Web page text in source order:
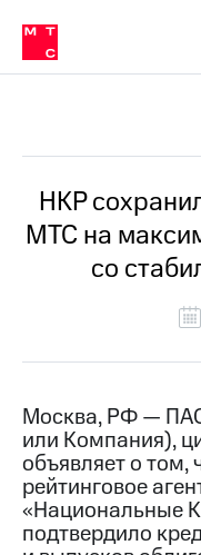
Медиа-центр
и акционерам
Устойчивое развитие
Комплаенс и деловая этика
компании
Карьера
История
компании
Руководство
информация
Контакты
Медиа-центр
Пресс-
релизы
МТС
в МТС
Пресс-
релизы
МТС
о
НКР
МТС на
со
Москва, РФ —
или Компания),
объявляет о том,
рейтинговое
«Национальные
подтвердило